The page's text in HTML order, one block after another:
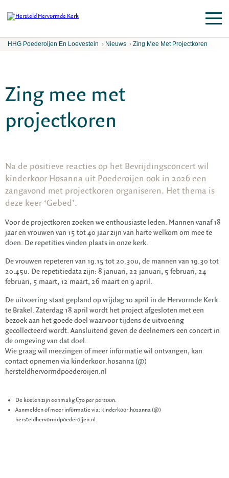
HHG Poederoijen En Loevestein › Nieuws › Zing Mee Met Projectkoren
Zing mee met
projectkoren
Na de positieve reacties op het Bevrijdingsconcert wil
kinderkoor Hosanna uit Poederoijen ook in 2026 een
zangavond met projectkoren organiseren. Het thema is
deze keer ‘Gebed’.
Voor de projectkoren zoeken we enthousiaste leden. Mannen vanaf 18
jaar en vrouwen van 15 tot 40 jaar zijn van harte welkom om mee te
doen. De repetities vinden plaats in onze kerk.
De vrouwen repeteren van 19.15 tot 20.30u, de mannen van 19.30 tot
20.45u. De repetitiedata zijn: 8 januari, 22 januari, 5 februari, 24
februari, 5 maart, 12 maart, 26 maart en 9 april.
De uitvoering staat gepland op vrijdag 10 april in de Hervormde Kerk
te Brakel. Zaterdag 18 april wordt het project afgesloten met een
bezoek aan het goede doel waarvoor tijdens de uitvoering
gecollecteerd wordt. Aansluitend geven de deelnemers een concert in
de omgeving van dat doel.
Wie graag wil meezingen of meer informatie wil ontvangen, kan
contact opnemen via kinderkoor.hosanna (@)
hersteldhervormdpoederoijen.nl
De kosten zijn eenmalig €70 per persoon.
Aanmelden of meer informatie via: kinderkoor.hosanna (@)
hersteldhervormdpoederoijen.nl.